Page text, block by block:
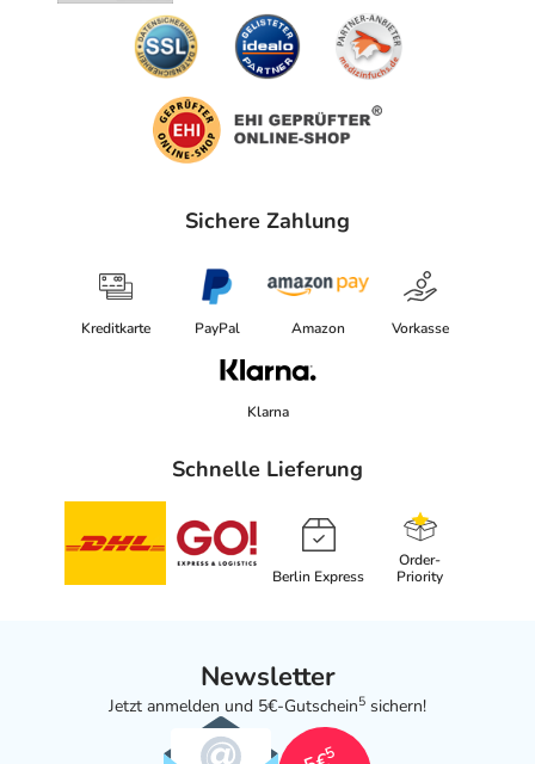
Sichere Zahlung
Kreditkarte PayPal Amazon Vorkasse
Klarna
Schnelle Lieferung
Berlin Express
Order-
Priority
Newsletter
Jetzt anmelden und 5€-Gutschein5 sichern!
5